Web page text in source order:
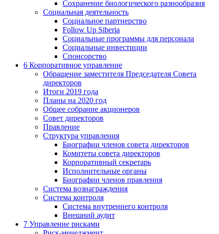
Сохранение биологического разнообразия
Социальная деятельность
Социальное партнерство
Follow Up Siberia
Социальные программы для персонала
Социальные инвестиции
Спонсорство
6 Корпоративное управление
Обращение заместителя Председателя Совета
директоров
Итоги 2019 года
Планы на 2020 год
Общее собрание акционеров
Совет директоров
Правление
Структура управления
Биографии членов совета директоров
Комитеты совета директоров
Корпоративный секретарь
Исполнительные органы
Биографии членов правления
Система вознаграждения
Система контроля
Система внутреннего контроля
Внешний аудит
7 Управление рисками